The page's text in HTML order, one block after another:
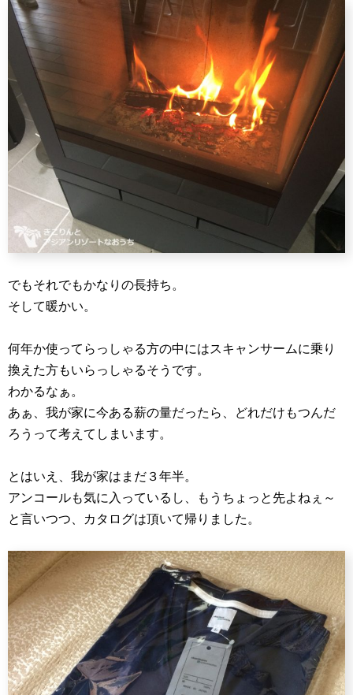
でもそれでもかなりの長持ち。
そして暖かい。
何年か使ってらっしゃる方の中にはスキャンサームに乗り
換えた方もいらっしゃるそうです。
わかるなぁ。
あぁ、我が家に今ある薪の量だったら、どれだけもつんだ
ろうって考えてしまいます。
とはいえ、我が家はまだ３年半。
アンコールも気に入っているし、もうちょっと先よねぇ～
と言いつつ、カタログは頂いて帰りました。